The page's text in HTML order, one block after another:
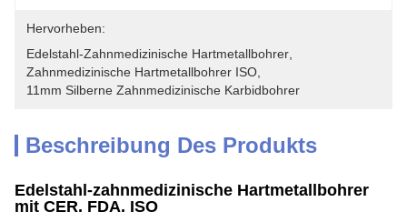
Hervorheben:
Edelstahl-Zahnmedizinische Hartmetallbohrer
Zahnmedizinische Hartmetallbohrer ISO
11mm Silberne Zahnmedizinische Karbidbohrer
Beschreibung Des Produkts
Edelstahl-zahnmedizinische Hartmetallbohrer
mit CER, FDA, ISO